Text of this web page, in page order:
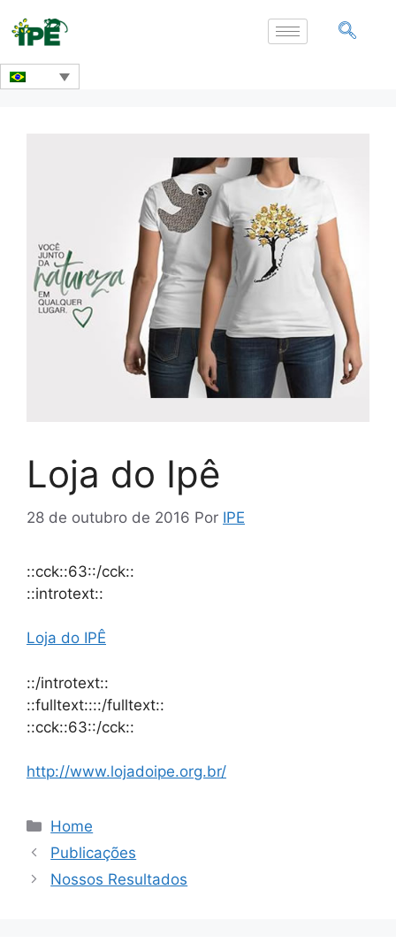
Loja do Ipê
28 de outubro de 2016 Por IPE
::cck::63::/cck::
::introtext::
Loja do IPÊ
::/introtext::
::fulltext::::/fulltext::
::cck::63::/cck::
http://www.lojadoipe.org.br/
Home
Publicações
Nossos Resultados